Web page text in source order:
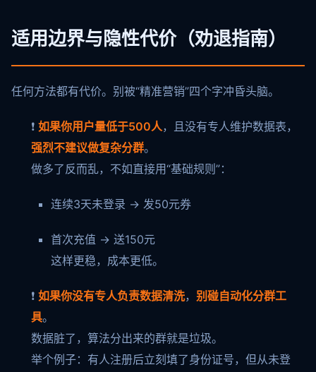
适用边界与隐性代价（劝退指南）
任何方法都有代价。别被“精准营销”四个字冲昏头脑。
❗ 如果你用户量低于500人 ，且没有专人维护数据表，
强烈不建议做复杂分群。
做多了反而乱，不如直接用“基础规则”：
连续3天未登录 → 发50元券
首次充值 → 送150元
这样更稳，成本更低。
❗ 如果你没有专人负责数据清洗， 别碰自动化分群工
具。
数据脏了，算法分出来的群就是垃圾。
举个例子：有人注册后立刻填了身份证号，但从未登